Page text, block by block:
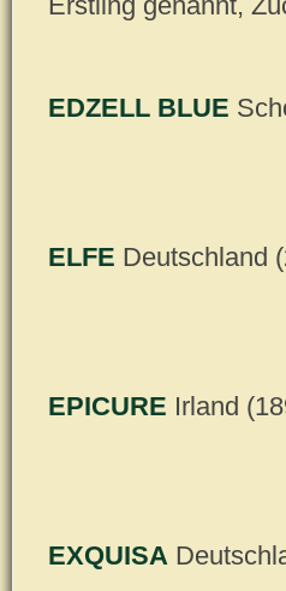
EDZELL BLUE
ELFE Deutschland
EPICURE Irland
EXQUISA